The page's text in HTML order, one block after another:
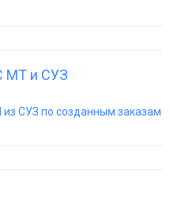
МТ и СУЗ
из СУЗ по созданным заказам